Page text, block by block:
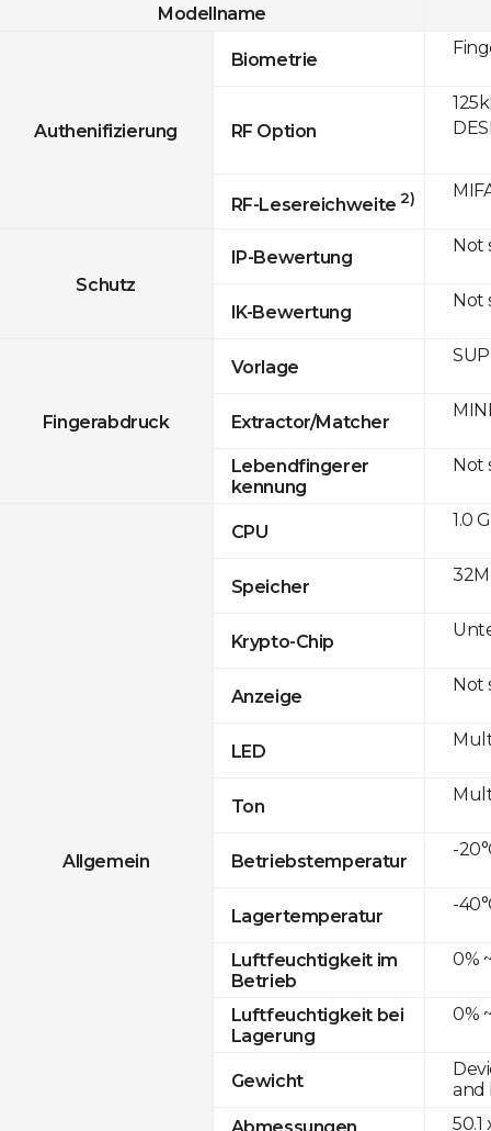
Modellname
Authenifizierung
Biometrie
RF Option
RF-Lesereichweite 2)
Schutz
IP-Bewertung
IK-Bewertung
Fingerabdruck
Vorlage
Extractor/Matcher
Lebendfingerer
kennung
Allgemein
CPU
Speicher
Krypto-Chip
Anzeige
LED
Ton
Betriebstemperatur
Lagertemperatur
Luftfeuchtigkeit im
Betrieb
Luftfeuchtigkeit bei
Lagerung
Gewicht
Abmessungen
Not
Not
Not
1.0
Not
-
-
0%
0%
and
50.1